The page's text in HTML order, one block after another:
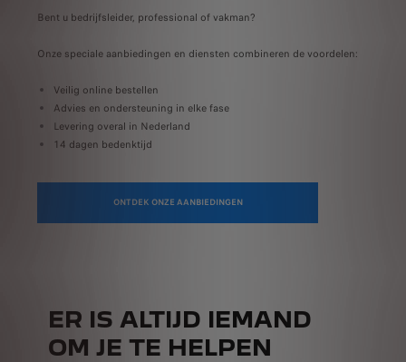
Bent u bedrijfsleider, professional of vakman?
Onze speciale aanbiedingen en diensten combineren de voordelen:
Veilig online bestellen
Advies en ondersteuning in elke fase
Levering overal in Nederland
14 dagen bedenktijd
ONTDEK ONZE AANBIEDINGEN
ER IS ALTIJD IEMAND
OM JE TE HELPEN